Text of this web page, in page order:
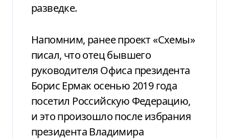
разведке.
Напомним, ранее проект «Схемы»
писал, что отец бывшего
руководителя Офиса президента
Борис Ермак осенью 2019 года
посетил Российскую Федерацию,
и это произошло после избрания
президента Владимира